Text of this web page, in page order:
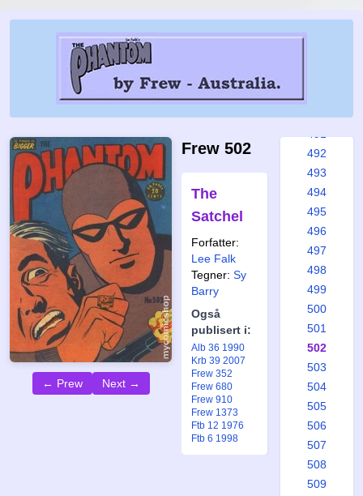
← Prew Next →
Frew 502
The
Satchel
Forfatter:
Lee Falk
Tegner: Sy
Barry
Også
publisert i:
Alb 36 1990
Krb 39 2007
Frew 352
Frew 680
Frew 910
Frew 1373
Ftb 12 1976
Ftb 6 1998
485
492
493
494
495
496
497
498
499
500
501
502
503
504
505
506
507
508
509